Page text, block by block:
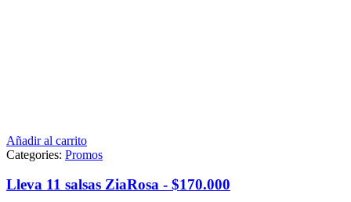
Añadir al carrito
Categories: Promos
Lleva 11 salsas ZiaRosa - $170.000